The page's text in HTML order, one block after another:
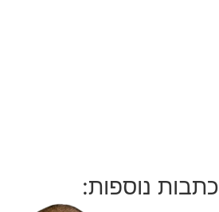
כתבות נוספות: